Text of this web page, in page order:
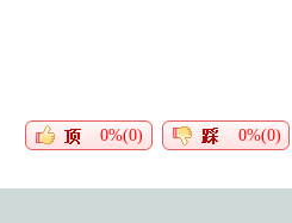
0%(0) 0%(0)